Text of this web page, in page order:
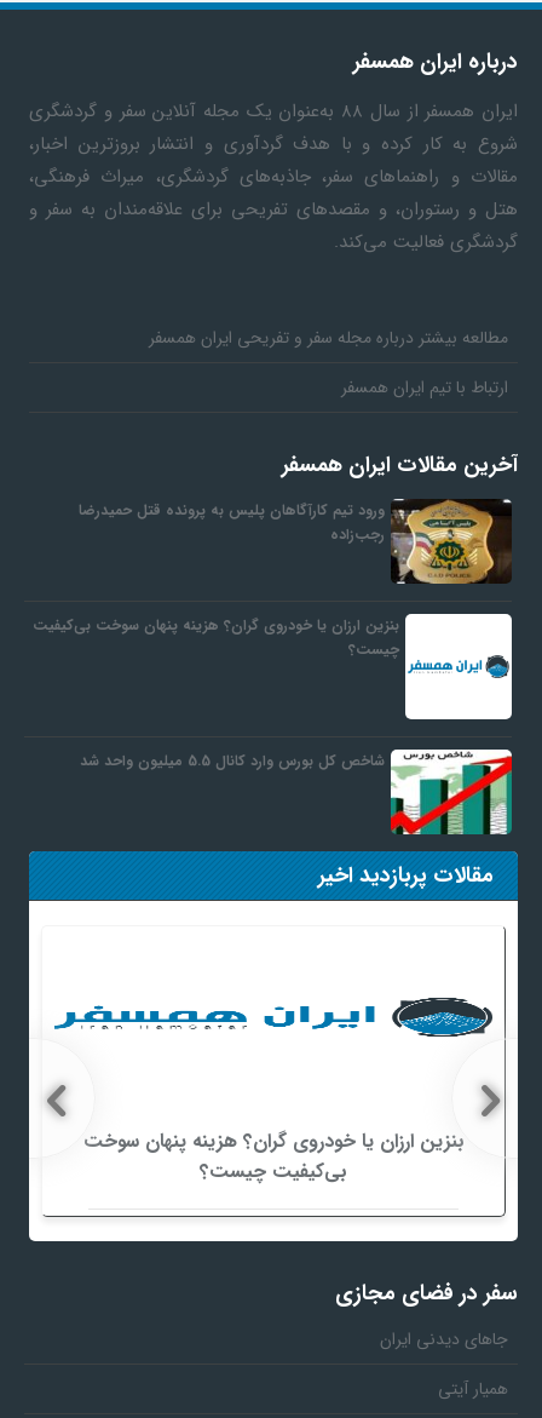
درباره ایران همسفر
ایران همسفر
از سال ۸۸ به‎‌عنوان یک مجله آنلاین سفر و گردشگری
شروع به کار کرده و با هدف گردآوری و انتشار بروزترین اخبار،
مقالات و راهنماهای سفر، جاذبه‌های گردشگری، میراث فرهنگی،
هتل و رستوران، و مقصدهای تفریحی برای علاقه‌مندان به سفر و
گردشگری فعالیت می‌کند.
مطالعه بیشتر درباره مجله سفر و تفریحی ایران همسفر
ارتباط با تیم ایران همسفر
آخرین مقالات ایران همسفر
ورود تیم کارآگاهان پلیس به پرونده قتل حمیدرضا
رجب‌زاده
بنزین ارزان یا خودروی گران؟ هزینه پنهان سوخت بی‌کیفیت
چیست؟
شاخص کل بورس وارد کانال 5.5 میلیون واحد شد
مقالات پربازدید اخیر
بنزین ارزان یا خودروی گران؟ هزینه پنهان سوخت
بی‌کیفیت چیست؟
سفر در فضای مجازی
جاهای دیدنی ایران
همیار آیتی